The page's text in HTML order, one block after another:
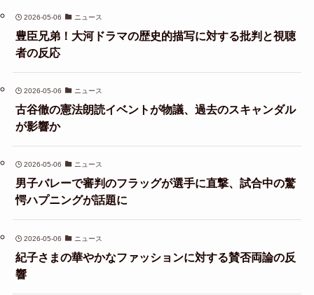
2026-05-06 ニュース
豊臣兄弟！大河ドラマの歴史的描写に対する批判と視聴
者の反応
2026-05-06 ニュース
古谷徹の憲法朗読イベントが物議、過去のスキャンダル
が影響か
2026-05-06 ニュース
男子バレーで審判のフラッグが選手に直撃、試合中の驚
愕ハプニングが話題に
2026-05-06 ニュース
紀子さまの華やかなファッションに対する賛否両論の反
響